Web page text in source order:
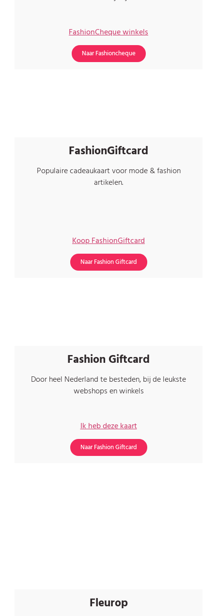
FashionCheque winkels
Naar Fashioncheque
FashionGiftcard
Populaire cadeaukaart voor mode & fashion
artikelen.
Koop FashionGiftcard
Naar Fashion Giftcard
Fashion Giftcard
Door heel Nederland te besteden, bij de leukste
webshops en winkels
Ik heb deze kaart
Naar Fashion Giftcard
Fleurop